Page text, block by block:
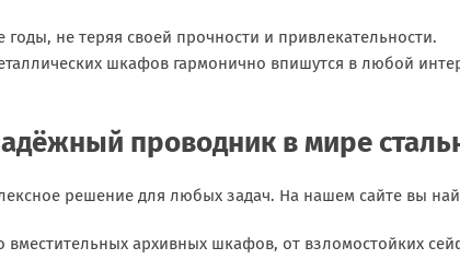
не теряя своей прочности и привлекательности.
шкафов гармонично впишутся в любой
проводник в мире
решение для любых задач. На нашем сайте вы
архивных шкафов, от взломостойких